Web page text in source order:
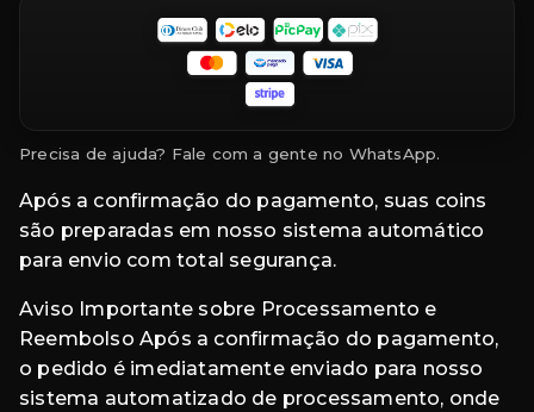
Precisa de ajuda? Fale com a gente no WhatsApp.
Após a confirmação do pagamento, suas coins
são preparadas em nosso sistema automático
para envio com total segurança.
Aviso Importante sobre Processamento e
Reembolso Após a confirmação do pagamento,
o pedido é imediatamente enviado para nosso
sistema automatizado de processamento, onde